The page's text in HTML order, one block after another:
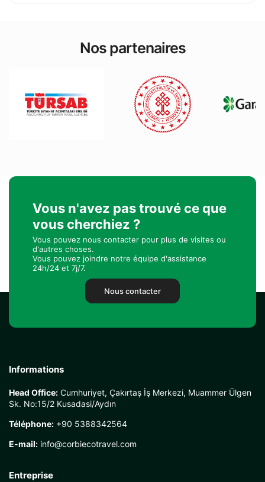
Nos partenaires
Vous n'avez pas trouvé ce que
vous cherchiez ?
Vous pouvez nous contacter pour plus de visites ou
d'autres choses.
Vous pouvez joindre notre équipe d'assistance
24h/24 et 7j/7.
Nous contacter
Informations
Head Office: Cumhuriyet, Çakırtaş İş Merkezi, Muammer Ülgen
Sk. No:15/2 Kusadasi/Aydın
Téléphone: +90 5388342564
E-mail: info@corbiecotravel.com
Entreprise